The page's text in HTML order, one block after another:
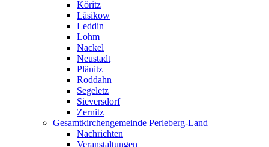
Köritz
Läsikow
Leddin
Lohm
Nackel
Neustadt
Plänitz
Roddahn
Segeletz
Sieversdorf
Zernitz
Gesamtkirchengemeinde Perleberg-Land
Nachrichten
Veranstaltungen